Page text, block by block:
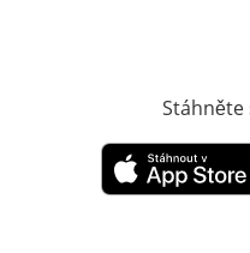
Stáhněte
Otevře v novém